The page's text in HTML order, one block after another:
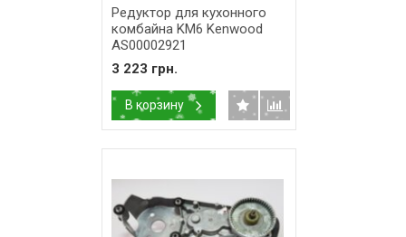
Редуктор для кухонного
комбайна KM6 Kenwood
AS00002921
3 223 грн.
В корзину